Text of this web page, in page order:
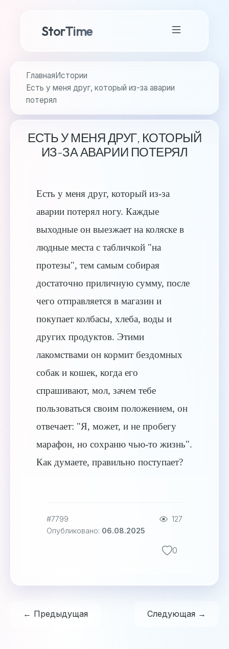
StorTime
ГлавнаяИстории
Есть у меня друг, который из-за аварии
потерял
ЕСТЬ У МЕНЯ ДРУГ, КОТОРЫЙ
ИЗ-ЗА АВАРИИ ПОТЕРЯЛ
Есть у меня друг, который из-за
аварии потерял ногу. Каждые
выходные он выезжает на коляске в
людные места с табличкой "на
протезы", тем самым собирая
достаточно приличную сумму, после
чего отправляется в магазин и
покупает колбасы, хлеба, воды и
других продуктов. Этими
лакомствами он кормит бездомных
собак и кошек, когда его
спрашивают, мол, зачем тебе
пользоваться своим положением, он
отвечает: "Я, может, и не пробегу
марафон, но сохраню чью-то жизнь".
Как думаете, правильно поступает?
#7799
127
Опубликовано: 06.08.2025
0
← Предыдущая Следующая →